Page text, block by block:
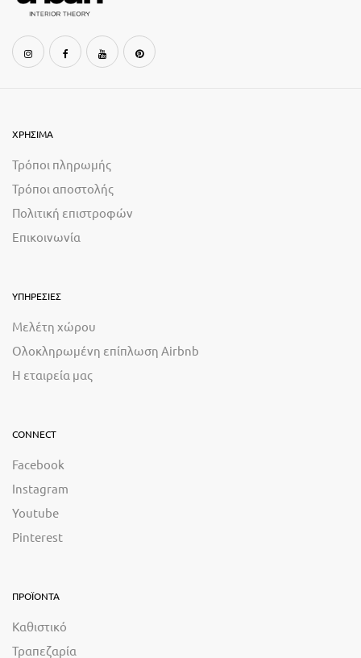
ΧΡΗΣΙΜΑ
Τρόποι πληρωμής
Τρόποι αποστολής
Πολιτική επιστροφών
Επικοινωνία
ΥΠΗΡΕΣΙΕΣ
Μελέτη χώρου
Ολοκληρωμένη επίπλωση Airbnb
Η εταιρεία μας
CONNECT
Facebook
Instagram
Youtube
Pinterest
ΠΡΟΪΟΝΤΑ
Καθιστικό
Τραπεζαρία